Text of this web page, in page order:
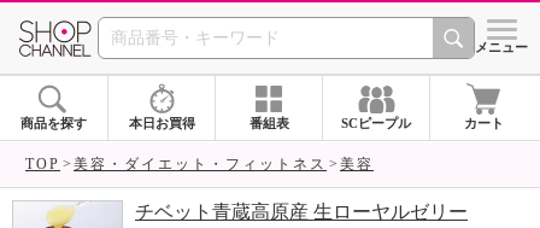
SHOP CHANNEL シメニュー
商品を探す 本日お買得 番組表 SCピープル カート
TOP 美容・ダイエット・フィットネス 美容
チベット青蔵高原産 生ローヤルゼリー